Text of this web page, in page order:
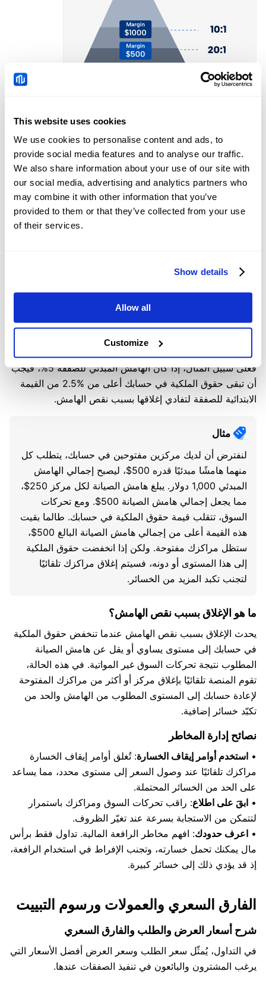
This website uses cookies
We use cookies to personalise content and ads, to
provide social media features and to analyse our traffic.
We also share information about your use of our site with
our social media, advertising and analytics partners who
may combine it with other information that you’ve
provided to them or that they’ve collected from your use
of their services.
Show details
Allow all
Customize
الهامش هو مقدار رأس المال الذي يجب أن يتوفر لدى المتداول
لفتح مراكز عقود الفروقات والحفاظ عليها. ويُعد بمثابة ضمان
لتغطية الخسائر المحتملة، ويُعبّر عنه كنسبة مئوية من القيمة
الاسمية للصفقة. هناك نوعان من الهوامش ينبغي معرفتهما:
1. الهامش المبدئي: هو المبلغ المطلوب لفتح مركز عقد
رافعة مالية قدرها 20:1.
2. هامش الصيانة: هو الحد الأدنى من حقوق الملكية الذي يجب
الحفاظ عليه في حسابك للإبقاء على مراكزك مفتوحة. يُحدد
فعلى سبيل المثال، إذا كان الهامش المبدئي للصفقة 5%، فيجب
أن تبقى حقوق الملكية في حسابك أعلى من %2.5 من القيمة
الابتدائية للصفقة لتفادي إغلاقها بسبب نقص الهامش.
مثال
لنفترض أن لديك مركزين مفتوحين في حسابك، يتطلب كل
منهما هامشًا مبدئيًا قدره 500$، ليصبح إجمالي الهامش
المبدئي 1,000 دولار. يبلغ هامش الصيانة لكل مركز 250$،
مما يجعل إجمالي هامش الصيانة 500$. ومع تحركات
السوق، تتقلب قيمة حقوق الملكية في حسابك. طالما بقيت
هذه القيمة أعلى من إجمالي هامش الصيانة البالغ 500$،
ستظل مراكزك مفتوحة. ولكن إذا انخفضت حقوق الملكية
إلى هذا المستوى أو دونه، فسيتم إغلاق مراكزك تلقائيًا
لتجنب تكبد المزيد من الخسائر.
ما هو الإغلاق بسبب نقص الهامش؟
يحدث الإغلاق بسبب نقص الهامش عندما تنخفض حقوق الملكية
في حسابك إلى مستوى يساوي أو يقل عن هامش الصيانة
المطلوب نتيجة تحركات السوق غير المواتية. في هذه الحالة،
تقوم المنصة تلقائيًا بإغلاق مركز أو أكثر من مراكزك المفتوحة
لإعادة حسابك إلى المستوى المطلوب من الهامش والحد من
تكبّد خسائر إضافية.
نصائح إدارة المخاطر
• استخدم أوامر إيقاف الخسارة: تُغلق أوامر إيقاف الخسارة
مراكزك تلقائيًا عند وصول السعر إلى مستوى محدد، مما يساعد
على الحد من الخسائر المحتملة.
• ابقَ على اطلاع: راقب تحركات السوق ومراكزك باستمرار
لتتمكن من الاستجابة بسرعة عند تغيّر الظروف.
• اعرف حدودك: افهم مخاطر الرافعة المالية. تداول فقط برأس
مال يمكنك تحمل خسارته، وتجنب الإفراط في استخدام الرافعة،
إذ قد يؤدي ذلك إلى خسائر كبيرة.
الفارق السعري والعمولات ورسوم التبييت
شرح أسعار العرض والطلب والفارق السعري
في التداول، يُمثّل سعر الطلب وسعر العرض أفضل الأسعار التي
يرغب المشترون والبائعون في تنفيذ الصفقات عندها.